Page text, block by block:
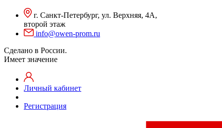
г. Санкт-Петербург, ул. Верхняя, 4А,
второй этаж
info@owen-prom.ru
Сделано в России.
Имеет значение
Личный кабинет
Регистрация